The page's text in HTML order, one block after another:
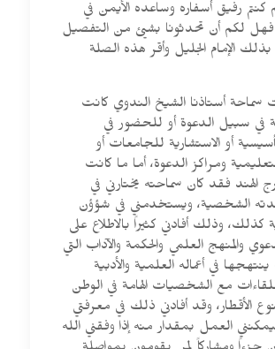
كنتم رفيق أسفاره وساعده الأيمن في
فهل لكم أن تحدثونا بشيئ من التفصيل
الإمام الجليل وأقر هذه الصلة
سماحة أستاذنا الشيخ الندوي كانت
في سبيل الدعوة أو للحضور في
أو الاستشارية للجامعات أو
ومراكز الدعوة، أما ما كانت
الهند فقد كان سماحته يختارني في
الشخصية، ويستخدمني في شؤؤن
كذلك، وذلك أفادني كثيراً بالاطلاع على
والمنهج العلمي والحكمة والآداب التي
في أعماله العلمية والأدبية
مع الشخصيات الهامة في الوطن
الأقطار، وقد أفادني ذلك في معرفتي
العمل بمقدار منه إذا وفقني الله